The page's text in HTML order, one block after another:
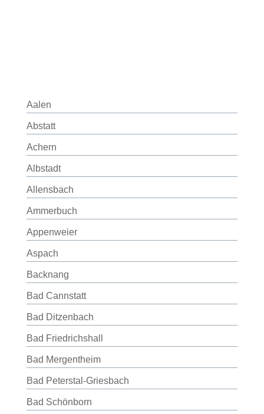
Aalen
Abstatt
Achern
Albstadt
Allensbach
Ammerbuch
Appenweier
Aspach
Backnang
Bad Cannstatt
Bad Ditzenbach
Bad Friedrichshall
Bad Mergentheim
Bad Peterstal-Griesbach
Bad Schönborn